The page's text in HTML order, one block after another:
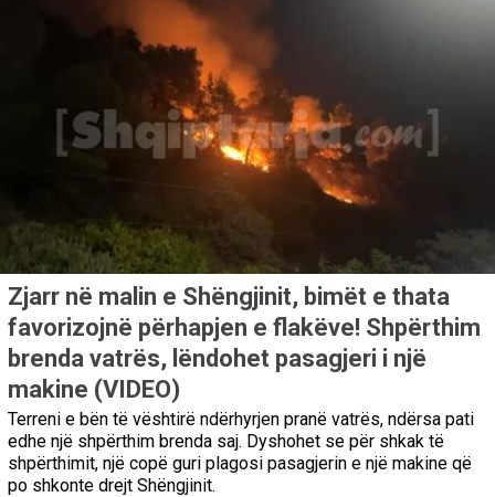
Zjarr në malin e Shëngjinit, bimët e thata
favorizojnë përhapjen e flakëve! Shpërthim
brenda vatrës, lëndohet pasagjeri i një
makine (VIDEO)
Terreni e bën të vështirë ndërhyrjen pranë vatrës, ndërsa pati
edhe një shpërthim brenda saj. Dyshohet se për shkak të
shpërthimit, një copë guri plagosi pasagjerin e një makine që
po shkonte drejt Shëngjinit.